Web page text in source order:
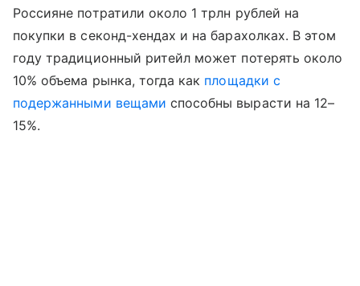
Россияне потратили около 1 трлн рублей на
покупки в секонд-хендах и на барахолках. В этом
году традиционный ритейл может потерять около
10% объема рынка, тогда как площадки с
подержанными вещами способны вырасти на 12–
15%.